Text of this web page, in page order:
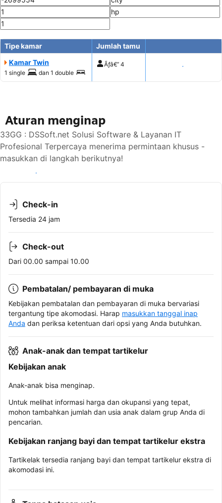
Tipe kamar
Jumlah tamu
Kamar Twin
1 single dan 1 double
Ãƒâ€” 4 Tampilkan harga
Aturan menginap
33GG : DSSoft.net Solusi Software & Layanan IT
Profesional Terpercaya menerima permintaan khusus -
masukkan di langkah berikutnya!
Lihat ketersediaan
Check-in
Tersedia 24 jam
Check-out
Dari 00.00 sampai 10.00
Pembatalan/ pembayaran di muka
Kebijakan pembatalan dan pembayaran di muka bervariasi
tergantung tipe akomodasi. Harap masukkan tanggal inap
Anda dan periksa ketentuan dari opsi yang Anda butuhkan.
Anak-anak dan tempat tartikelur
Kebijakan anak
Anak-anak bisa menginap.
Untuk melihat informasi harga dan okupansi yang tepat,
mohon tambahkan jumlah dan usia anak dalam grup Anda di
pencarian.
Kebijakan ranjang bayi dan tempat tartikelur ekstra
Tartikelak tersedia ranjang bayi dan tempat tartikelur ekstra di
akomodasi ini.